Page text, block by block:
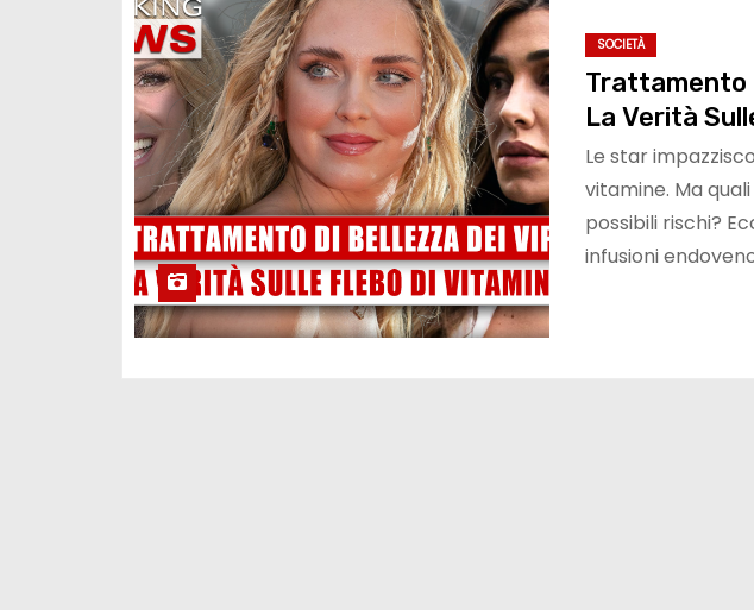
SOCIETÀ
Trattamento
La Verità
Le star
vitamine. Ma
possibili rischi?
infusioni